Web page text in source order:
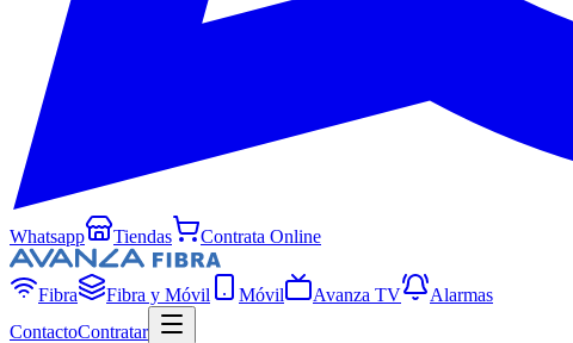
Whatsapp Tiendas Contrata Online
Fibra Fibra y Móvil Móvil Avanza TV
Alarmas
ContactoContratar